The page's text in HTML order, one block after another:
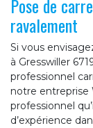
Pose de
ravalement
Si vous
à Gresswiller
professionnel
notre entreprise
professionnel
d’expérience